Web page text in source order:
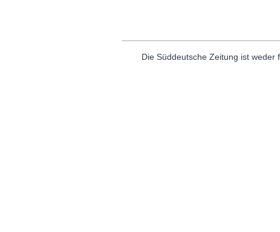
Die Süddeutsche Zeitung ist